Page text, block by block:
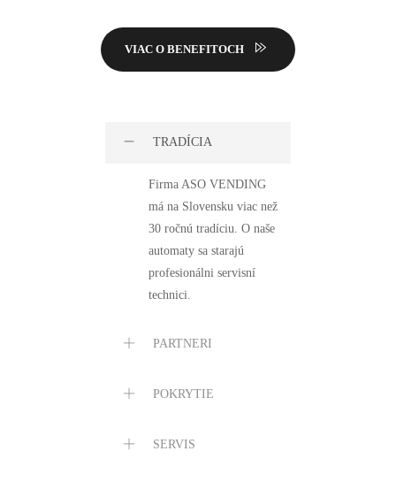
VIAC O BENEFITOCH
TRADÍCIA
Firma ASO VENDING
má na Slovensku viac než
30 ročnú tradíciu. O naše
automaty sa starajú
profesionálni servisní
technici.
PARTNERI
POKRYTIE
SERVIS